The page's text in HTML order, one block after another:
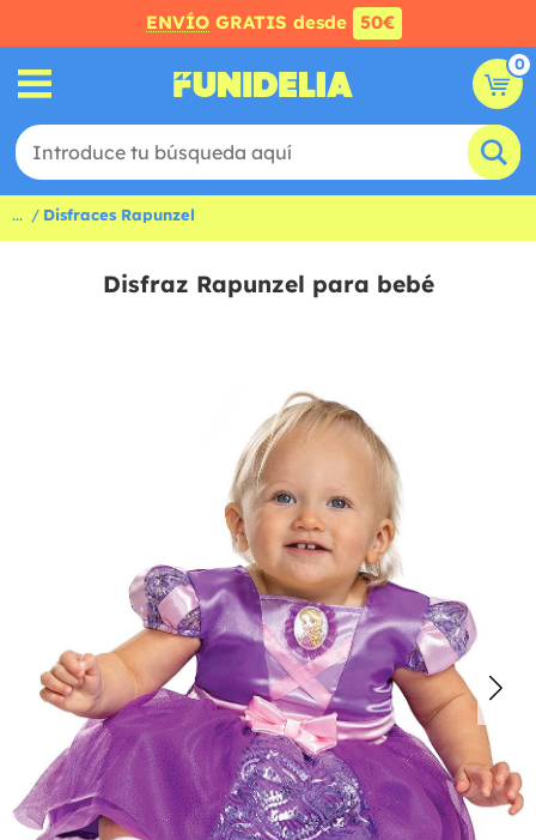
ENVÍO GRATIS desde 50€
0
... Disfraces Rapunzel
Disfraz Rapunzel para bebé